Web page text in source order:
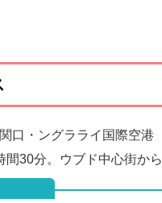
口・ングラライ国際空港
間30分。ウブド中心街か